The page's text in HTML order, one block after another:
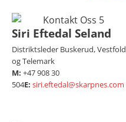
Siri Eftedal Seland
Distriktsleder Buskerud, Vestfold
og Telemark
M: +47 908 30
504E: siri.eftedal@skarpnes.com